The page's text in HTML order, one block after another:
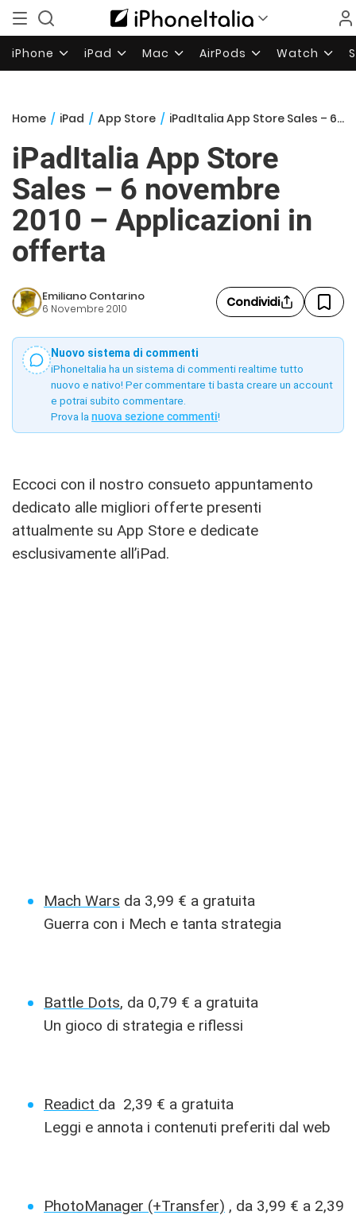
iPhone iPad Mac AirPods Watch
Home / iPad / App Store / iPadItalia App Store Sales – 6 novembre 2010 – Applicazioni in offerta
iPadItalia App Store
Sales – 6 novembre
2010 – Applicazioni in
offerta
Emiliano Contarino
6 Novembre 2010 Condividi
Nuovo sistema di commenti
iPhoneItalia ha un sistema di commenti realtime tutto
nuovo e nativo! Per commentare ti basta creare un account
e potrai subito commentare.
Prova la nuova sezione commenti!
Eccoci con il nostro consueto appuntamento
dedicato alle migliori offerte presenti
attualmente su App Store e dedicate
esclusivamente all’iPad.
Mach Wars da 3,99 € a gratuita
Guerra con i Mech e tanta strategia
Battle Dots, da 0,79 € a gratuita
Un gioco di strategia e riflessi
Readict da 2,39 € a gratuita
Leggi e annota i contenuti preferiti dal web
PhotoManager (+Transfer) , da 3,99 € a 2,39